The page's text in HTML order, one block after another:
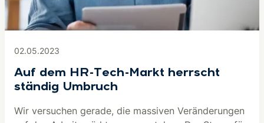
02.05.2023
Auf dem HR-Tech-Markt herrscht
ständig Umbruch
Wir versuchen gerade, die massiven Veränderungen